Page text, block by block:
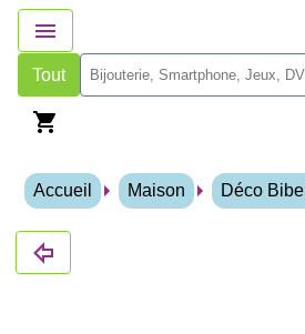
Tout
Accueil Maison Déco